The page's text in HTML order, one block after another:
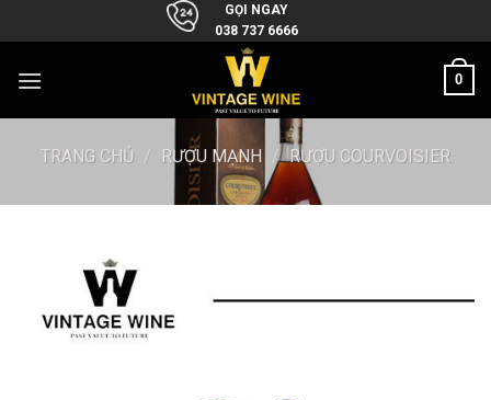
to
GỌI NGAY
038 737 6666
0
TRANG CHỦ / RƯỢU MẠNH / RƯỢU COURVOISIER